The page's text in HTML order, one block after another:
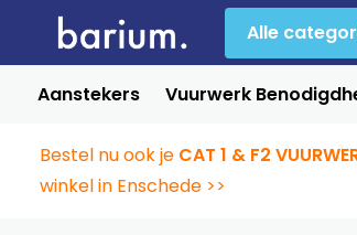
Alle
Aanstekers Vuurwerk
Bestel nu ook je CAT 1 & F2
winkel in Enschede >>